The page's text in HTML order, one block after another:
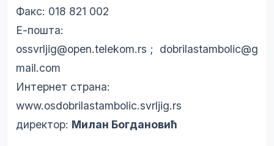
Факс: 018 821 002
Е-пошта:
ossvrljig@open.telekom.rs ; dobrilastambolic@g
mail.com
Интернет страна:
www.osdobrilastambolic.svrljig.rs
директор: Милан Богдановић